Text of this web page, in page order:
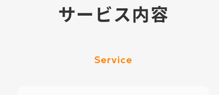
サービス内容
Service